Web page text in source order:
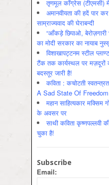
तृणमूल काँग्रेस (टीएमसी)
अमानवीयता की हदें पार
साम्राज्यवाद की घेराबन्दी
“आँकड़े छिपाओ,
का मोदी सरकार का नायाब
विशाखापट्टनम स्टील
टैंक तक कार्यस्थल पर मज़दूरों
बदस्तूर जारी है!
कविता : कचोटती
A Sad State Of
महान साहित्यकार मक्सिम
के अवसर पर
साथी कविता कृष्णपल्लवी
चुका है!
Subscribe
Email: